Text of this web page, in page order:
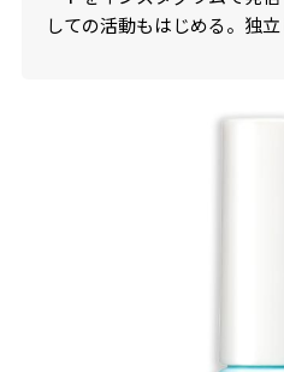
しての活動もはじめる。独
新作コスメレビューやメイ
したトータルコーディネー